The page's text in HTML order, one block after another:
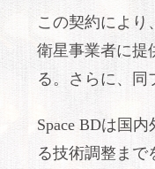
この契約により
衛星事業者に提
る。さらに、同
Space BDは国
る技術調整まで